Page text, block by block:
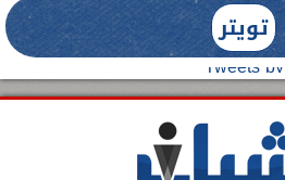
تويتر
Tweets by